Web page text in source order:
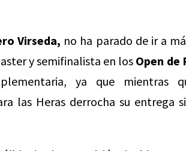
Virseda, no ha parado de ir a
y semifinalista en los Open de
ya que mientras
las Heras derrocha su entrega